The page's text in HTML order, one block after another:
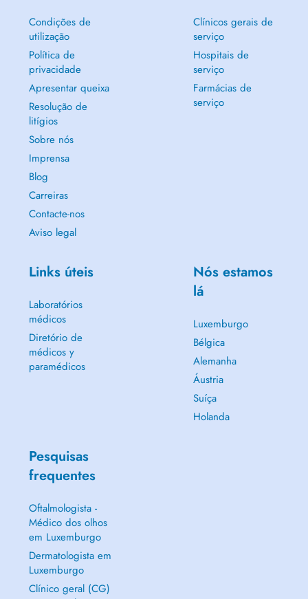
Condições de
utilização
Política de
privacidade
Apresentar queixa
Resolução de
litígios
Sobre nós
Imprensa
Blog
Carreiras
Contacte-nos
Aviso legal
Clínicos gerais de
serviço
Hospitais de
serviço
Farmácias de
serviço
Links úteis
Laboratórios
médicos
Diretório de
médicos y
paramédicos
Nós estamos
lá
Luxemburgo
Bélgica
Alemanha
Áustria
Suíça
Holanda
Pesquisas
frequentes
Oftalmologista -
Médico dos olhos
em Luxemburgo
Dermatologista em
Luxemburgo
Clínico geral (CG)